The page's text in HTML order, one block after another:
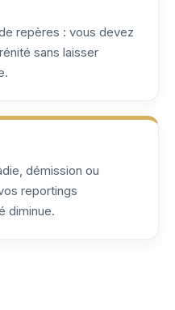
repères : vous devez
sans laisser
démission ou
reportings
diminue.